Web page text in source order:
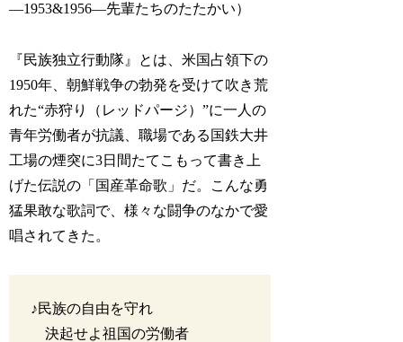
―1953&1956―先輩たちのたたかい）
『民族独立行動隊』とは、米国占領下の
1950年、朝鮮戦争の勃発を受けて吹き荒
れた“赤狩り（レッドパージ）”に一人の
青年労働者が抗議、職場である国鉄大井
工場の煙突に3日間たてこもって書き上
げた伝説の「国産革命歌」だ。こんな勇
猛果敢な歌詞で、様々な闘争のなかで愛
唱されてきた。
♪民族の自由を守れ
決起せよ祖国の労働者